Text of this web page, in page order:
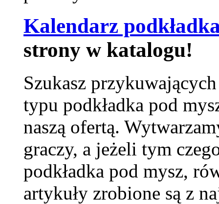
Kalendarz
strony w katalogu!
Szukasz
typu podkładka pod
naszą ofertą.
graczy, a jeżeli tym
podkładka pod mysz,
artykuły zrobione są z